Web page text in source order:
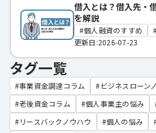
借入とは？借入先・
を解説
個人融資のすすめ
更新日:2026-07-23
タグ一覧
事業資金調達コラム ビジネスローン
老後資金コラム
個人事業主の悩み
リースバックノウハウ
個人の悩み